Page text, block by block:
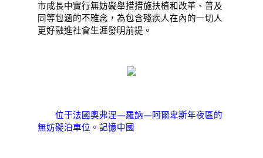
市成長中實行無妨礙舉措措施扶植和改革、普及
同等包涵的不雅念，為包含殘疾人在內的一切人
更好融進社會生涯發明前提。
位于法國奧弗涅—羅訥—阿爾卑斯年夜區的
無妨礙泊車位。記憶中國